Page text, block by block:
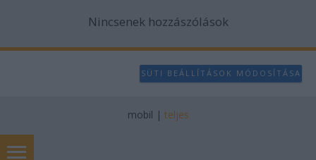
Nincsenek hozzászólások
SÜTI BEÁLLÍTÁSOK MÓDOSÍTÁSA
mobil | teljes